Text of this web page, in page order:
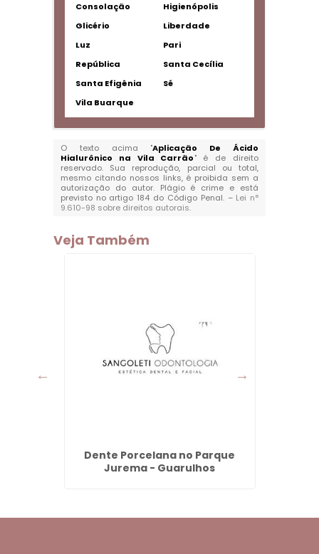
Consolação
Higienópolis
Glicério
Liberdade
Luz
Pari
República
Santa Cecília
Santa Efigênia
Sé
Vila Buarque
O texto acima "Aplicação De Ácido
Hialurônico na Vila Carrão" é de direito
reservado. Sua reprodução, parcial ou total,
mesmo citando nossos links, é proibida sem a
autorização do autor. Plágio é crime e está
previsto no artigo 184 do Código Penal. – Lei n°
9.610-98 sobre direitos autorais.
Veja Também
Dente Porcelana no Parque
Jurema - Guarulhos